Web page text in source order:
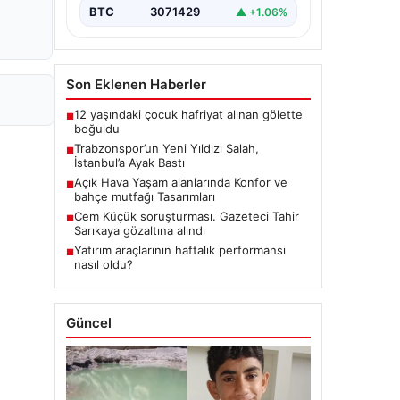
BTC 3071429 ▲ +1.06%
Son Eklenen Haberler
■12 yaşındaki çocuk hafriyat alınan gölette
boğuldu
■Trabzonspor’un Yeni Yıldızı Salah,
İstanbul’a Ayak Bastı
■Açık Hava Yaşam alanlarında Konfor ve
bahçe mutfağı Tasarımları
■Cem Küçük soruşturması. Gazeteci Tahir
Sarıkaya gözaltına alındı
■Yatırım araçlarının haftalık performansı
nasıl oldu?
Güncel